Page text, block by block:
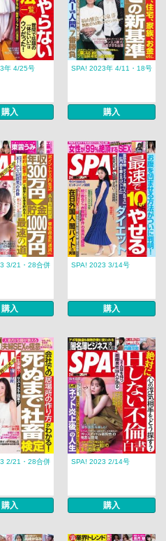
年 4/25号
購入
SPA! 2023年 4/11・18号
購入
3/21・28合併
購入
SPA! 2023 3/14号
購入
2/21・28合併
購入
SPA! 2023 2/14号
購入